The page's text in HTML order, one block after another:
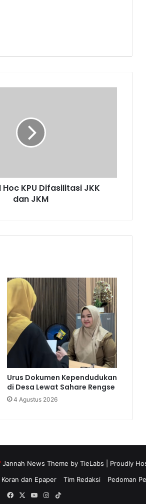
Hoc KPU Difasilitasi JKK
dan JKM
Urus Dokumen Kependudukan
di Desa Lewat Sahare Rengse
4 Agustus 2026
Jannah News Theme by TieLabs | Proudly
dan Epaper Tim Redaksi
Pedoman
Facebook
X YouTubeInstagram
TikTok